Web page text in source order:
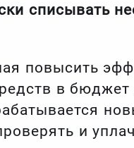
списывать
повысить
в
и